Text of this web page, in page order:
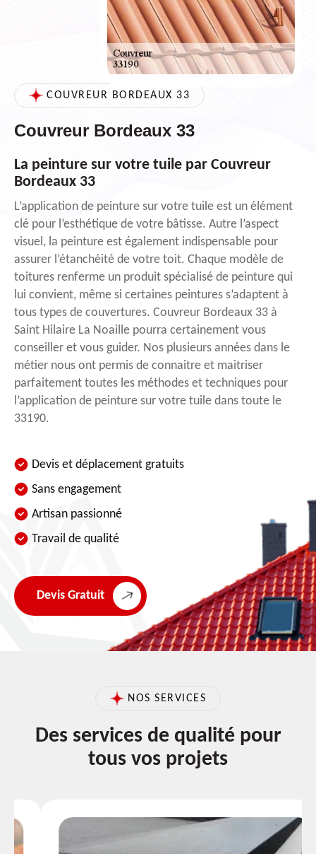
COUVREUR BORDEAUX 33
Couvreur Bordeaux 33
La peinture sur votre tuile par Couvreur
Bordeaux 33
L’application de peinture sur votre tuile est un élément
clé pour l’esthétique de votre bâtisse. Autre l’aspect
visuel, la peinture est également indispensable pour
assurer l’étanchéité de votre toit. Chaque modèle de
toitures renferme un produit spécialisé de peinture qui
lui convient, même si certaines peintures s’adaptent à
tous types de couvertures. Couvreur Bordeaux 33 à
Saint Hilaire La Noaille pourra certainement vous
conseiller et vous guider. Nos plusieurs années dans le
métier nous ont permis de connaitre et maitriser
parfaitement toutes les méthodes et techniques pour
l’application de peinture sur votre tuile dans toute le
33190.
Devis et déplacement gratuits
Sans engagement
Artisan passionné
Travail de qualité
Devis Gratuit
NOS SERVICES
Des services de qualité pour
tous vos projets